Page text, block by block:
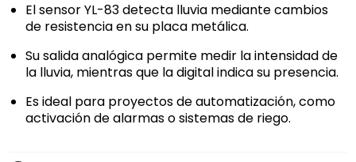
El sensor YL-83 detecta lluvia mediante cambios
de resistencia en su placa metálica.
Su salida analógica permite medir la intensidad de
la lluvia, mientras que la digital indica su presencia.
Es ideal para proyectos de automatización, como
activación de alarmas o sistemas de riego.